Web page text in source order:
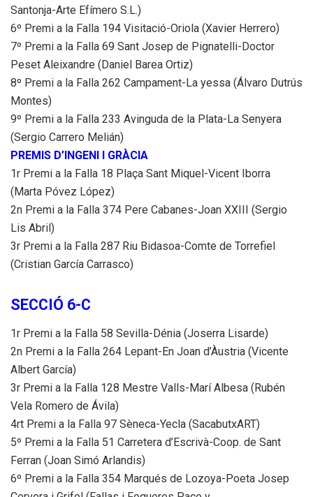
Santonja-Arte Efímero S.L.)
6º Premi a la Falla 194 Visitació-Oriola (Xavier Herrero)
7º Premi a la Falla 69 Sant Josep de Pignatelli-Doctor
Peset Aleixandre (Daniel Barea Ortiz)
8º Premi a la Falla 262 Campament-La yessa (Álvaro Dutrús
Montes)
9º Premi a la Falla 233 Avinguda de la Plata-La Senyera
(Sergio Carrero Melián)
PREMIS D’INGENI I GRÀCIA
1r Premi a la Falla 18 Plaça Sant Miquel-Vicent Iborra
(Marta Póvez López)
2n Premi a la Falla 374 Pere Cabanes-Joan XXIII (Sergio
Lis Abril)
3r Premi a la Falla 287 Riu Bidasoa-Comte de Torrefiel
(Cristian García Carrasco)
SECCIÓ 6-C
1r Premi a la Falla 58 Sevilla-Dénia (Joserra Lisarde)
2n Premi a la Falla 264 Lepant-En Joan d’Àustria (Vicente
Albert García)
3r Premi a la Falla 128 Mestre Valls-Marí Albesa (Rubén
Vela Romero de Ávila)
4rt Premi a la Falla 97 Sèneca-Yecla (SacabutxART)
5º Premi a la Falla 51 Carretera d’Escrivà-Coop. de Sant
Ferran (Joan Simó Arlandis)
6º Premi a la Falla 354 Marqués de Lozoya-Poeta Josep